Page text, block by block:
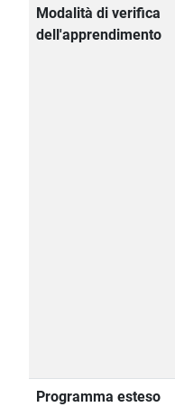
Modalità di verifica
dell'apprendimento
Programma esteso